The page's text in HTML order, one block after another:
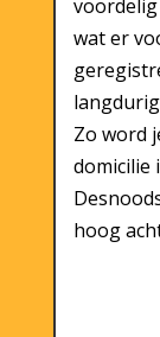
wat er
Zo word
domicilie
hoog